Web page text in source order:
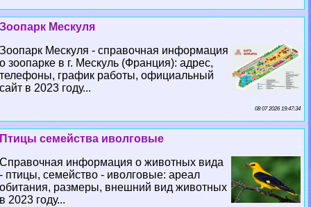
Зоопарк Мескуля
Зоопарк Мескуля - справочная информация
о зоопарке в г. Мескуль (Франция): адрес,
телефоны, график работы, официальный
сайт в 2023 году...
08 07 2026 19:47:34
Птицы семейства иволговые
Справочная информация о животных вида
- птицы, семейство - иволговые: ареал
обитания, размеры, внешний вид животных
в 2023 году...